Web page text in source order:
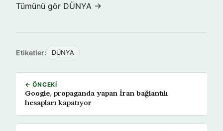
Tümünü gör DÜNYA →
Etiketler: DÜNYA
← ÖNCEKI
Google, propaganda yapan İran bağlantılı
hesapları kapatıyor